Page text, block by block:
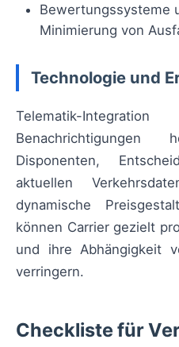
Bewertungssysteme
Minimierung von
Technologie und
Telematik-
Disponenten,
aktuellen
dynamische
können Carrier gezielt
und ihre Abhängigkeit
verringern.
Checkliste für